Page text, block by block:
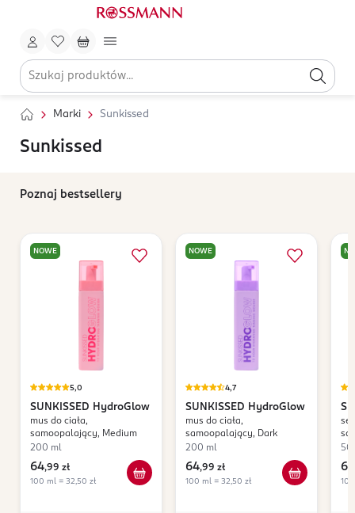
Marki Sunkissed
Sunkissed
Poznaj bestsellery
NOWE
5,0
SUNKISSED HydroGlow
mus do ciała,
samoopalający, Medium
200 ml
64,99 zł
100 ml = 32,50 zł
NOWE
4,7
SUNKISSED HydroGlow
mus do ciała,
samoopalający, Dark
200 ml
64,99 zł
100 ml = 32,50 zł
C
50
69